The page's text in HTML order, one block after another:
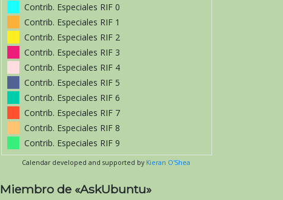
Contrib. Especiales RIF 0
Contrib. Especiales RIF 1
Contrib. Especiales RIF 2
Contrib. Especiales RIF 3
Contrib. Especiales RIF 4
Contrib. Especiales RIF 5
Contrib. Especiales RIF 6
Contrib. Especiales RIF 7
Contrib. Especiales RIF 8
Contrib. Especiales RIF 9
Calendar developed and supported by Kieran O'Shea
Miembro de «AskUbuntu»